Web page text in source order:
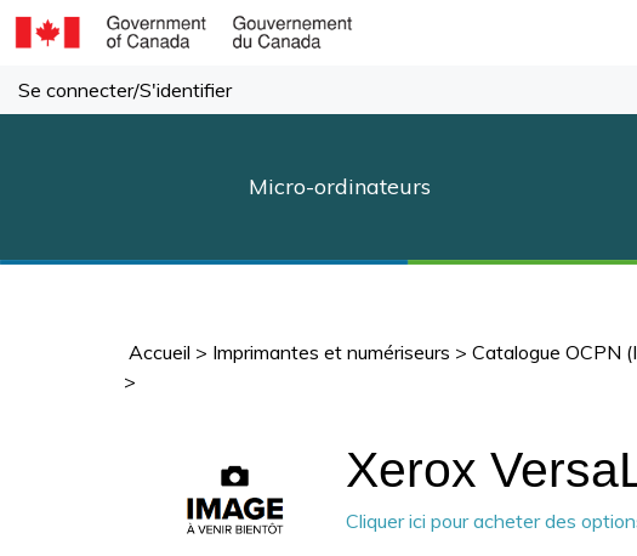
Passer
Se connecter/S'identifier
Micro-ordinateurs
Accueil > Imprimantes et numériseurs > Catalogue OCPN
>
Xerox
Cliquer ici pour acheter des